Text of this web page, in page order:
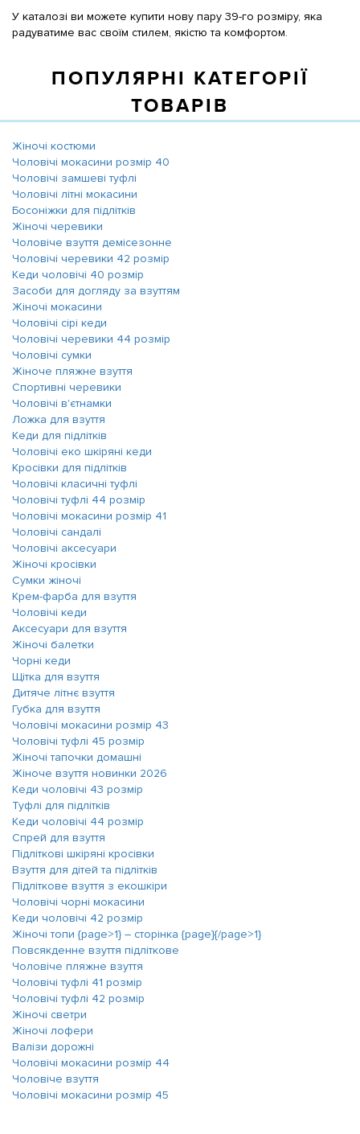
У каталозі ви можете купити нову пару 39-го розміру, яка
радуватиме вас своїм стилем, якістю та комфортом.
ПОПУЛЯРНІ КАТЕГОРІЇ
ТОВАРІВ
Жіночі костюми
Чоловічі мокасини розмір 40
Чоловічі замшеві туфлі
Чоловічі літні мокасини
Босоніжки для підлітків
Жіночі черевики
Чоловіче взуття демісезонне
Чоловічі черевики 42 розмір
Кеди чоловічі 40 розмір
Засоби для догляду за взуттям
Жіночі мокасини
Чоловічі сірі кеди
Чоловічі черевики 44 розмір
Чоловічі сумки
Жіноче пляжне взуття
Спортивні черевики
Чоловічі в'єтнамки
Ложка для взуття
Кеди для підлітків
Чоловічі еко шкіряні кеди
Кросівки для підлітків
Чоловічі класичні туфлі
Чоловічі туфлі 44 розмір
Чоловічі мокасини розмір 41
Чоловічі сандалі
Чоловічі аксесуари
Жіночі кросівки
Сумки жіночі
Крем-фарба для взуття
Чоловічі кеди
Аксесуари для взуття
Жіночі балетки
Чорні кеди
Щітка для взуття
Дитяче літнє взуття
Губка для взуття
Чоловічі мокасини розмір 43
Чоловічі туфлі 45 розмір
Жіночі тапочки домашні
Жіноче взуття новинки 2026
Кеди чоловічі 43 розмір
Туфлі для підлітків
Кеди чоловічі 44 розмір
Спрей для взуття
Підліткові шкіряні кросівки
Взуття для дітей та підлітків
Підліткове взуття з екошкіри
Чоловічі чорні мокасини
Кеди чоловічі 42 розмір
Жіночі топи {page>1} ― сторінка {page}{/page>1}
Повсякденне взуття підліткове
Чоловіче пляжне взуття
Чоловічі туфлі 41 розмір
Чоловічі туфлі 42 розмір
Жіночі светри
Жіночі лофери
Валізи дорожні
Чоловічі мокасини розмір 44
Чоловіче взуття
Чоловічі мокасини розмір 45